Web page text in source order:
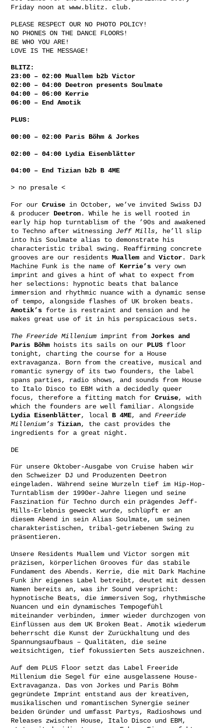
Friday noon at www.blitz. club.
PLEASE RESPECT OUR NO PHOTO POLICY!
NO PHONES ON THE DANCE FLOORS!
BE WHO YOU ARE!
LOVE IS THE MESSAGE!
BLITZ:
23:00 – 02:00 Muallem b2b Victor
02:00 – 04:00 Deetron presents Soulmate
04:00 – 06:00 Kerrie
06:00 – End Amotik
PLUS:
00:00 – 02:00 Paris Böhm & Jorkes
02:00 – 04:00 Lydia Eisenblätter
04:00 – End Tizian b2b B 4ME
> no presale <
For our Cruise in October, we’ve invited Swiss DJ
& producer Deetron. While he is well rooted in
early hip hop turntablism of the ’90s and awakened
to Techno after witnessing Jeff Mills, he’ll slip
into his Soulmate alias to demonstrate his
characteristic tribal swing. Reaffirming concrete
grooves are our residents Muallem and Victor. Dark
Machine Funk is the name of Kerrie’s very own
imprint and gives a hint of what to expect from
her selections: hypnotic beats that balance
immersion and rhythmic nuance with a dynamic sense
of tempo, alongside flashes of UK broken beats.
Amotik’s forte is restraint and tension and he
makes great use of it in his perspicacious sets.
The Freeride Millenium imprint from Jorkes and
Paris Böhm hoists its sails on our PLUS floor
tonight, charting the course for a House
extravaganza. Born from the creative, musical and
romantic synergy of its two founders, the label
spans parties, radio shows, and sounds from House
to Italo Disco to EBM with a decidedly queer
focus, therefore a fitting match for Cruise, with
which the founders are well familiar. Alongside
Lydia Eisenblätter, local B 4ME, and Freeride
Millenium’s Tizian, the cast provides the
ingredients for a great night.
DE
Für unsere Oktober-Ausgabe von Cruise haben wir
den Schweizer DJ und Produzenten Deetron
eingeladen. Während seine Wurzeln tief im Hip-Hop-
Turntablism der 1990er-Jahre liegen und seine
Faszination für Techno durch ein prägendes Jeff-
Mills-Erlebnis geweckt wurde, schlüpft er an
diesem Abend in sein Alias Soulmate, um seinen
charakteristischen, tribal-getriebenen Swing zu
präsentieren.
Unsere Residents Muallem und Victor sorgen mit
präzisen, körperlichen Grooves für das stabile
Fundament des Abends. Kerrie, die mit Dark Machine
Funk ihr eigenes Label betreibt, deutet mit dessen
Namen bereits an, was ihr Sound verspricht:
hypnotische Beats, die immersiven Sog, rhythmische
Nuancen und ein dynamisches Tempogefühl
miteinander verbinden, immer wieder durchzogen von
Einflüssen aus dem UK Broken Beat. Amotik wiederum
beherrscht die Kunst der Zurückhaltung und des
Spannungsaufbaus – Qualitäten, die seine
weitsichtigen, tief fokussierten Sets auszeichnen.
Auf dem PLUS Floor setzt das Label Freeride
Millenium die Segel für eine ausgelassene House-
Extravaganza. Das von Jorkes und Paris Böhm
gegründete Imprint entstand aus der kreativen,
musikalischen und romantischen Synergie seiner
beiden Gründer und umfasst Partys, Radioshows und
Releases zwischen House, Italo Disco und EBM,